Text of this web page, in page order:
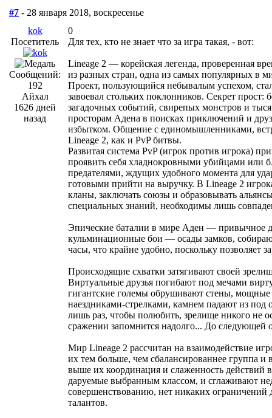
#7 - 28 января 2018, воскресенье
kok
Посетитель
Сообщений:
192
Айхал
1626 дней
назад
0
Для тех, кто не знает что за игра такая, - вот:
Lineage 2 — корейская легенда, проверенная
из разных стран, одна из самых популярных в
Проект, пользующийся небывалым успехом,
завоевал стольких поклонников. Секрет
загадочных событий, свирепых монстров и
просторам Адена в поисках приключений и
избытком. Общение с единомышленниками,
Lineage 2, как и PvP битвы.
Развитая система PvP (игрок против игрока)
проявить себя хладнокровными убийцами
предателями, ждущих удобного момента для
готовыми прийти на выручку. В Lineage 2
кланы, заключать союзы и образовывать
специальных знаний, необходимы лишь
Эпические баталии в мире Аден — привычное
кульминационные бои — осады замков,
часы, что крайне удобно, поскольку позволяет
Происходящие схватки затягивают своей
Виртуальные друзья погибают под мечами
гигантские големы обрушивают стены,
наездниками-стрелками, камнем падают из под
лишь раз, чтобы полюбить, зрелище никого не
сражении запомнится надолго... До следующей
Мир Lineage 2 рассчитан на взаимодействие
их тем больше, чем сбалансированнее группа
выше их координация и слаженность
даруемые выбранным классом, и сглаживают
совершенствованию, нет никаких ограничений
талантов.